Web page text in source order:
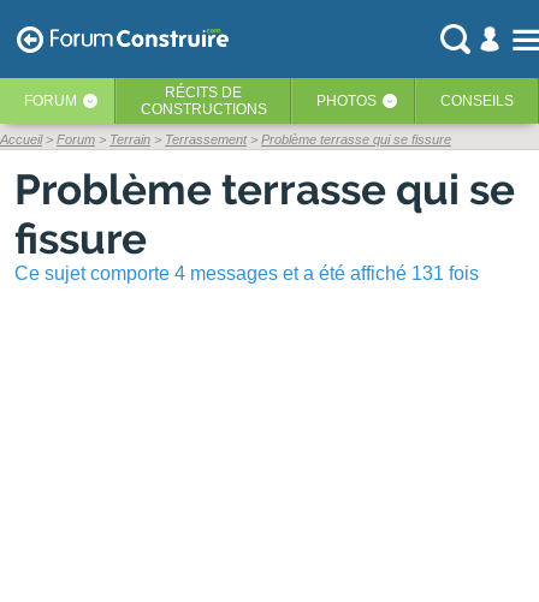
FORUM ‹ RÉCITS DE
CONSTRUCTIONS
PHOTOS ‹ CONSEILS
Accueil Forum Terrain Terrassement Problème terrasse qui se fissure
Problème terrasse qui se
fissure
Ce sujet comporte 4 messages et a été affiché 131 fois